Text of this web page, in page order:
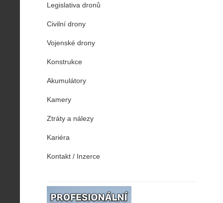
Legislativa dronů
Civilní drony
Vojenské drony
Konstrukce
Akumulátory
Kamery
Ztráty a nálezy
Kariéra
Kontakt / Inzerce